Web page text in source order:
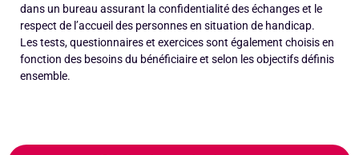
dans un bureau assurant la confidentialité des échanges et le
respect de l’accueil des personnes en situation de handicap.
Les tests, questionnaires et exercices sont également choisis en
fonction des besoins du bénéficiaire et selon les objectifs définis
ensemble.